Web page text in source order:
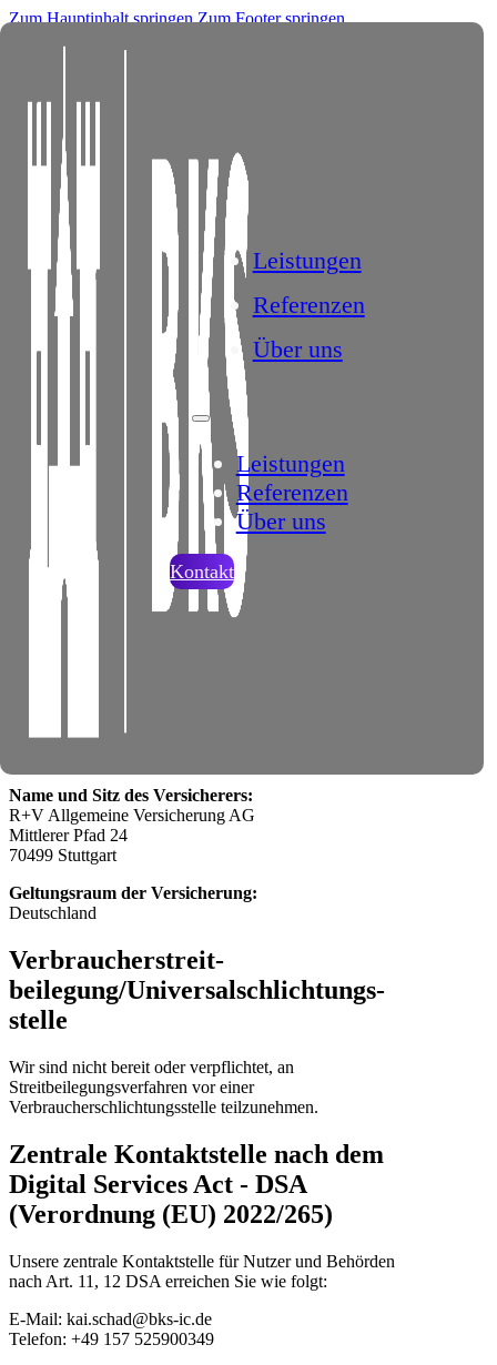
Zum Hauptinhalt springen Zum Footer springen
Leistungen
Referenzen
Über uns
Leistungen
Referenzen
Über uns
Kontakt
Impressum
BKS Immobilien Consulting GmbH
Bismarckstr. 58
72622 Nürtingen
Handelsregister: HRB 791965
Registergericht: Amtsgericht Stuttgart
Kontakt
Telefon: +49 157 525900349
E-Mail: kai.schad@bks-ic.de
Umsatzsteuer-ID
Name und Sitz des Versicherers:
R+V Allgemeine Versicherung AG
Mittlerer Pfad 24
70499 Stuttgart
Geltungsraum der Versicherung:
Deutschland
Verbraucher­streit­
beilegung/Universal­schlichtungs­
stelle
Wir sind nicht bereit oder verpflichtet, an
Streitbeilegungsverfahren vor einer
Verbraucherschlichtungsstelle teilzunehmen.
Zentrale Kontaktstelle nach dem
Digital Services Act - DSA
(Verordnung (EU) 2022/265)
Unsere zentrale Kontaktstelle für Nutzer und Behörden
nach Art. 11, 12 DSA erreichen Sie wie folgt:
E-Mail: kai.schad@bks-ic.de
Telefon: +49 157 525900349